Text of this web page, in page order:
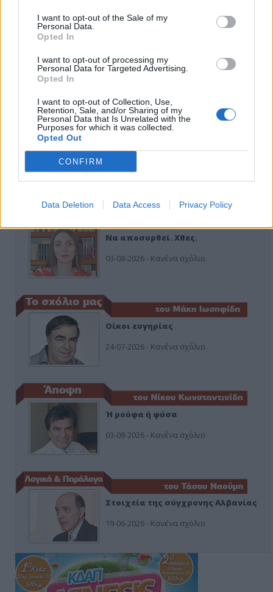
I want to opt-out of the Sale of my
Personal Data.
Opted In
I want to opt-out of processing my
Personal Data for Targeted Advertising.
Opted In
I want to opt-out of Collection, Use,
Retention, Sale, and/or Sharing of my
Personal Data that Is Unrelated with the
Purposes for which it was collected.
Opted Out
CONFIRM
Data Deletion Data Access Privacy Policy
ΑΠΟΨΕΙΣ
Εδώ Παππάς, εκεί Παππάς, που είναι
ο ΣΥΡΙΖΑ και οι Κιλκισιώτες
Κιλκίς προς Χατζηδάκη: Στηρίξτε
11-06-2026 - Κανένα σχόλιο
Να αποσυρθεί. Χθες.
03-08-2026 - Κανένα σχόλιο
Οίκοι ευγηρίας
24-07-2026 - Κανένα σχόλιο
Ή ρούφα ή φύσα
03-08-2026 - Κανένα σχόλιο
Στοιχεία της σύγχρονης Αλβανίας
19-06-2026 - Κανένα σχόλιο